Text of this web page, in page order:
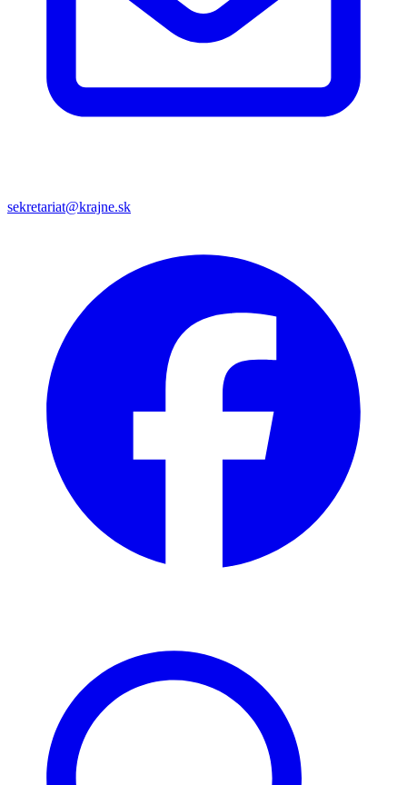
sekretariat@krajne.sk